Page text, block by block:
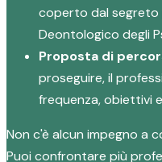
coperto dal segreto
Deontologico degli
Proposta di
proseguire, il
frequenza, obiettivi
Non c'è alcun impegno a
Puoi confrontare più